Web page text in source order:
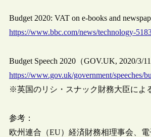
Budget 2020: VAT on e-books and
https://www.bbc.com/news/technology-
Budget Speech 2020（GOV.UK, 2020/3/11
https://www.gov.uk/government/speeches/
※英国のリシ・スナック財務大臣によ
参考：
欧州連合（EU）経済財務相理事会、